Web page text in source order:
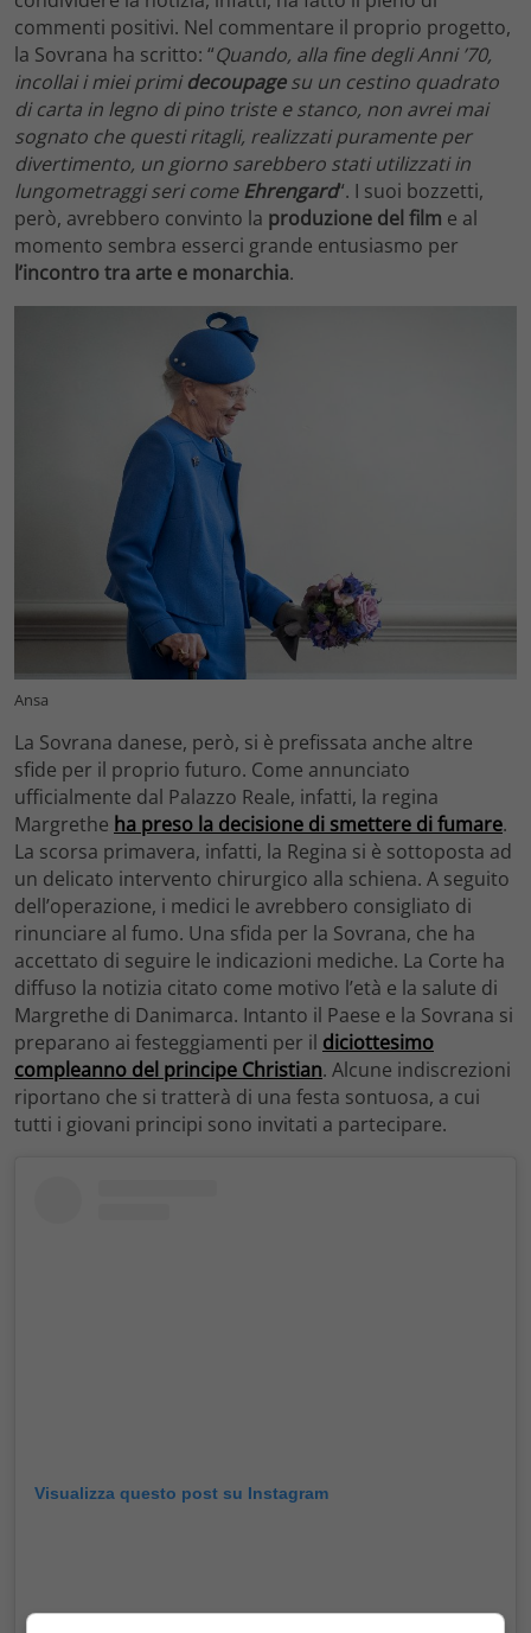
commenti positivi. Nel commentare il proprio progetto,
la Sovrana ha scritto: “Quando, alla fine degli Anni ’70,
incollai i miei primidecoupagesu un cestino quadrato
di carta in legno di pino triste e stanco, non avrei mai
sognato che questi ritagli, realizzati puramente per
divertimento, un giorno sarebbero stati utilizzati in
lungometraggi seri comeEhrengard“. I suoi bozzetti,
però, avrebbero convinto la produzione del film e al
momento sembra esserci grande entusiasmo per
l’incontro tra arte e monarchia.
Ansa
La Sovrana danese, però, si è prefissata anche altre
sfide per il proprio futuro. Come annunciato
ufficialmente dal Palazzo Reale, infatti, la regina
Margrethe ha preso la decisione di smettere di fumare.
La scorsa primavera, infatti, la Regina si è sottoposta ad
un delicato intervento chirurgico alla schiena. A seguito
dell’operazione, i medici le avrebbero consigliato di
rinunciare al fumo. Una sfida per la Sovrana, che ha
accettato di seguire le indicazioni mediche. La Corte ha
diffuso la notizia citato come motivo l’età e la salute di
Margrethe di Danimarca. Intanto il Paese e la Sovrana si
preparano ai festeggiamenti per il diciottesimo
compleanno del principe Christian. Alcune indiscrezioni
riportano che si tratterà di una festa sontuosa, a cui
tutti i giovani principi sono invitati a partecipare.
Visualizza questo post su Instagram